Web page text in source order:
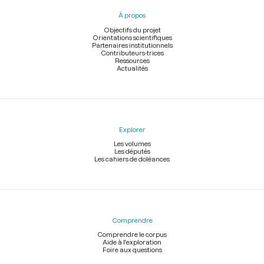
À propos
Objectifs du projet
Orientations scientifiques
Partenaires institutionnels
Contributeurs-trices
Ressources
Actualités
Explorer
Les volumes
Les députés
Les cahiers de doléances
Comprendre
Comprendre le corpus
Aide à l'exploration
Foire aux questions